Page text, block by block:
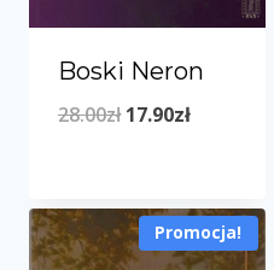
Boski Neron
28.00zł Pierwotna
28.00zł.
17.90złAktualna
17.90zł.
Promocja!